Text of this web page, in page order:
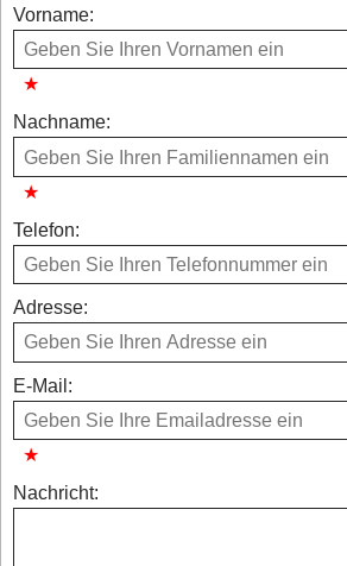
Vorname:
Nachname:
Telefon:
Adresse:
E-Mail:
Nachricht: